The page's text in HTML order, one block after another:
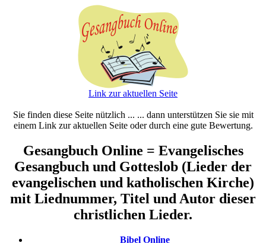
Link zur aktuellen Seite
Sie finden diese Seite nützlich ... ... dann unterstützen Sie sie mit
einem Link zur aktuellen Seite oder durch eine gute Bewertung.
Gesangbuch Online = Evangelisches
Gesangbuch und Gotteslob (Lieder der
evangelischen und katholischen Kirche)
mit Liednummer, Titel und Autor dieser
christlichen Lieder.
Bibel Online